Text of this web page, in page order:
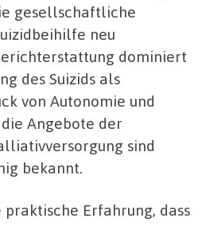
gesellschaftliche
neu
dominiert
des Suizids als
von Autonomie und
Angebote der
sind
bekannt.
praktische Erfahrung, dass